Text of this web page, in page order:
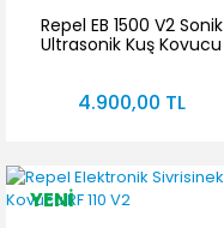
Repel EB 1500 V2 Sonik
Ultrasonik Kuş Kovucu
4.900,00 TL
YENİ